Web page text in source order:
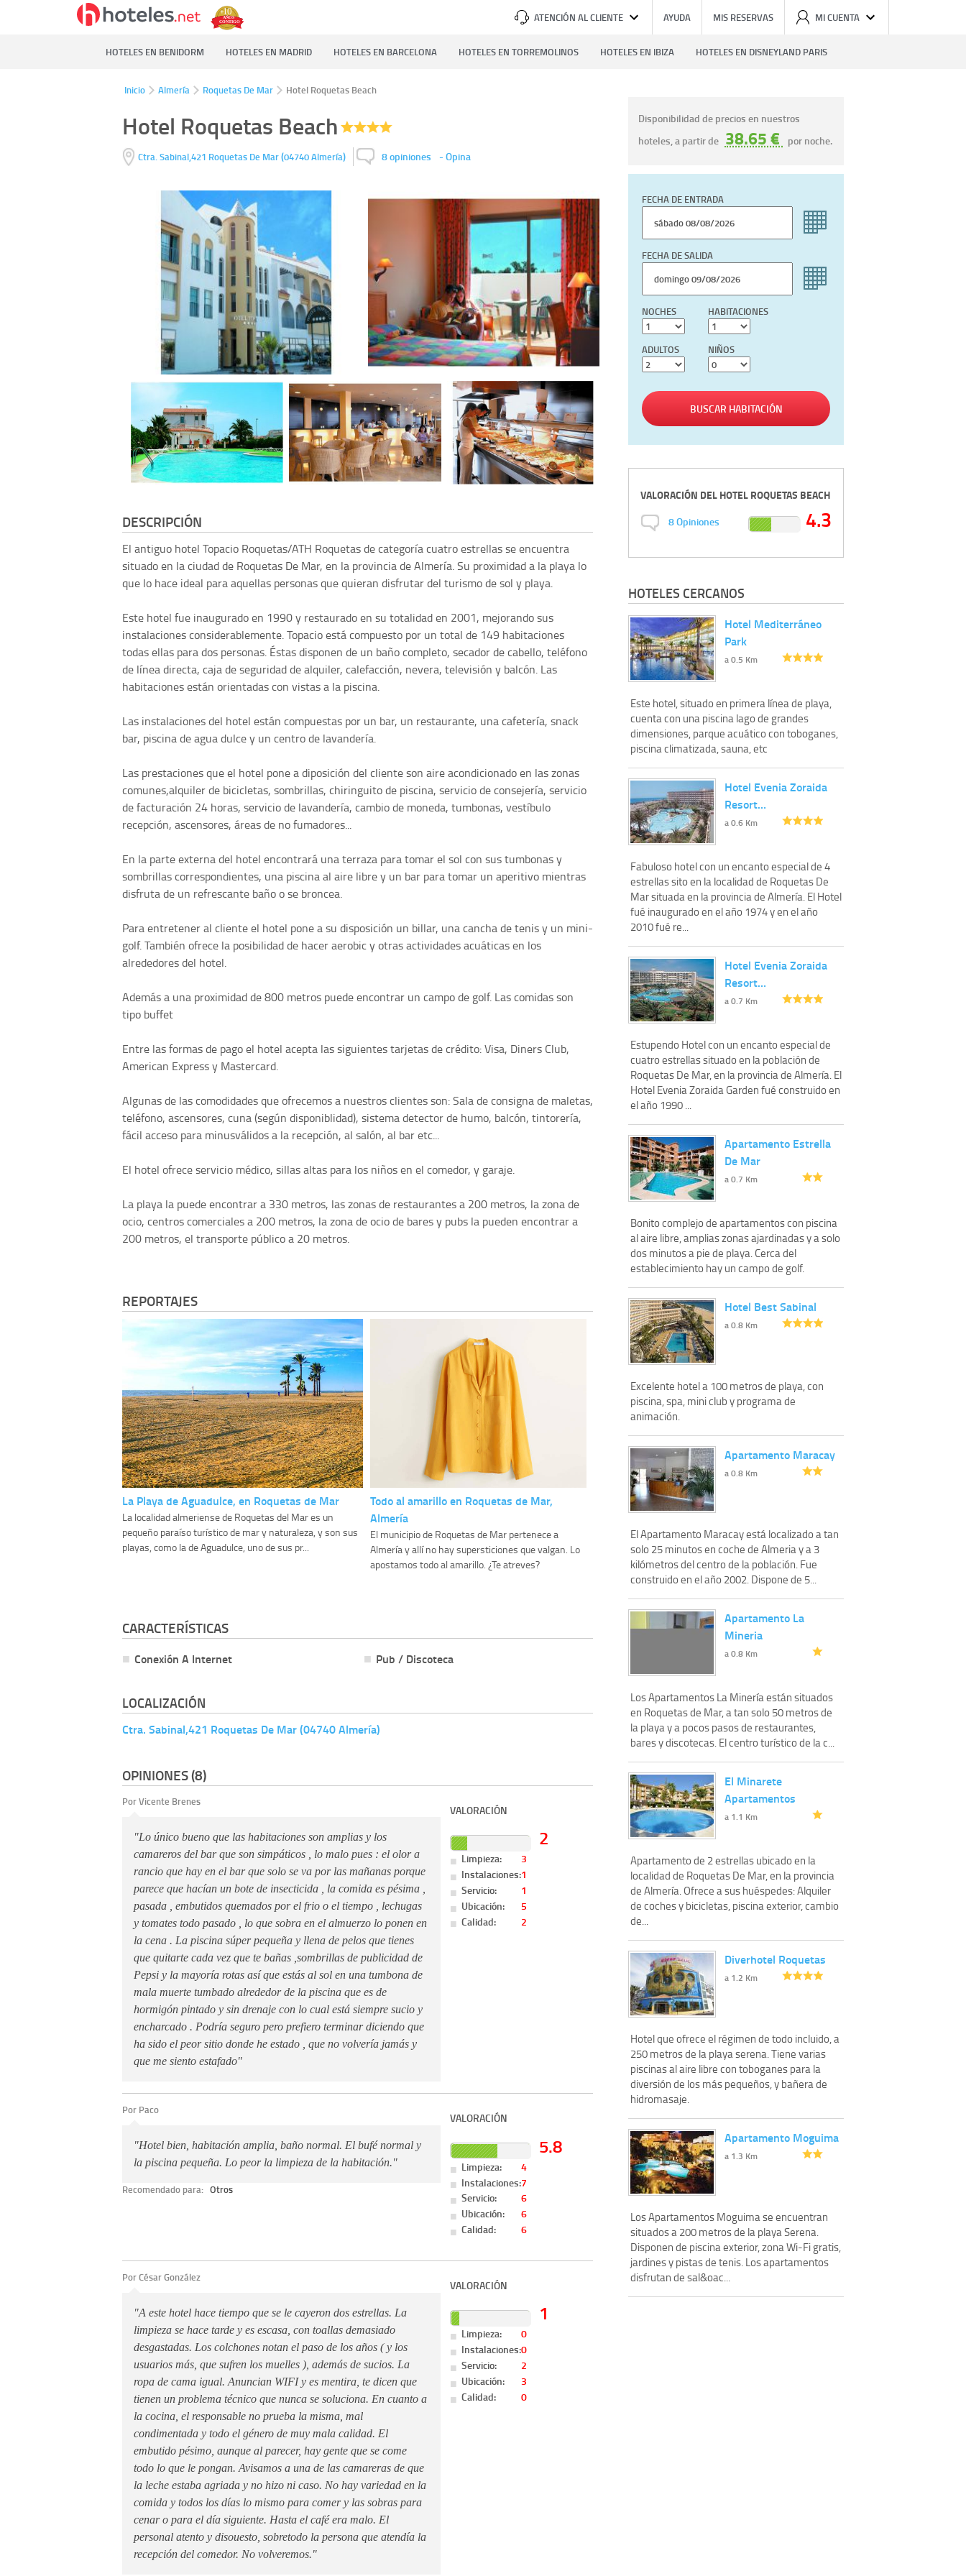
ATENCIÓN AL CLIENTE AYUDA MIS RESERVAS MI CUENTA
HOTELES EN BENIDORM HOTELES EN MADRID HOTELES EN BARCELONA HOTELES EN TORREMOLINOS HOTELES EN IBIZA HOTELES EN DISNEYLAND PARIS
Inicio Almería Roquetas De Mar Hotel Roquetas Beach
Hotel Roquetas Beach
Ctra. Sabinal,421 Roquetas De Mar(04740Almería) 8 opiniones -Opina
DESCRIPCIÓN
El antiguo hotel Topacio Roquetas/ATH Roquetas de categoría cuatro estrellas se encuentra
situado en la ciudad de Roquetas De Mar, en la provincia de Almería. Su proximidad a la playa lo
que lo hace ideal para aquellas personas que quieran disfrutar del turismo de sol y playa.
Este hotel fue inaugurado en 1990 y restaurado en su totalidad en 2001, mejorando sus
instalaciones considerablemente. Topacio está compuesto por un total de 149 habitaciones
todas ellas para dos personas. Éstas disponen de un baño completo, secador de cabello, teléfono
de línea directa, caja de seguridad de alquiler, calefacción, nevera, televisión y balcón. Las
habitaciones están orientadas con vistas a la piscina.
Las instalaciones del hotel están compuestas por un bar, un restaurante, una cafetería, snack
bar, piscina de agua dulce y un centro de lavandería.
Las prestaciones que el hotel pone a diposición del cliente son aire acondicionado en las zonas
comunes,alquiler de bicicletas, sombrillas, chiringuito de piscina, servicio de consejería, servicio
de facturación 24 horas, servicio de lavandería, cambio de moneda, tumbonas, vestíbulo
recepción, ascensores, áreas de no fumadores...
En la parte externa del hotel encontrará una terraza para tomar el sol con sus tumbonas y
sombrillas correspondientes, una piscina al aire libre y un bar para tomar un aperitivo mientras
disfruta de un refrescante baño o se broncea.
Para entretener al cliente el hotel pone a su disposición un billar, una cancha de tenis y un mini-
golf. También ofrece la posibilidad de hacer aerobic y otras actividades acuáticas en los
alrededores del hotel.
Además a una proximidad de 800 metros puede encontrar un campo de golf. Las comidas son
tipo buffet
Entre las formas de pago el hotel acepta las siguientes tarjetas de crédito: Visa, Diners Club,
American Express y Mastercard.
Algunas de las comodidades que ofrecemos a nuestros clientes son: Sala de consigna de maletas,
teléfono, ascensores, cuna (según disponiblidad), sistema detector de humo, balcón, tintorería,
fácil acceso para minusválidos a la recepción, al salón, al bar etc...
El hotel ofrece servicio médico, sillas altas para los niños en el comedor, y garaje.
La playa la puede encontrar a 330 metros, las zonas de restaurantes a 200 metros, la zona de
ocio, centros comerciales a 200 metros, la zona de ocio de bares y pubs la pueden encontrar a
200 metros, el transporte público a 20 metros.
REPORTAJES
La Playa de Aguadulce, en Roquetas de Mar
La localidad almeriense de Roquetas del Mar es un
pequeño paraíso turístico de mar y naturaleza, y son sus
playas, como la de Aguadulce, uno de sus pr...
Todo al amarillo en Roquetas de Mar,
Almería
El municipio de Roquetas de Mar pertenece a
Almería y allí no hay supersticiones que valgan. Lo
apostamos todo al amarillo. ¿Te atreves?
CARACTERÍSTICAS
Conexión A Internet Pub / Discoteca
LOCALIZACIÓN
Ctra. Sabinal,421 Roquetas De Mar (04740 Almería)
OPINIONES (8)
Por Vicente Brenes
"Lo único bueno que las habitaciones son amplias y los
camareros del bar que son simpáticos , lo malo pues : el olor a
rancio que hay en el bar que solo se va por las mañanas porque
parece que hacían un bote de insecticida , la comida es pésima ,
pasada , embutidos quemados por el frio o el tiempo , lechugas
y tomates todo pasado , lo que sobra en el almuerzo lo ponen en
la cena . La piscina súper pequeña y llena de pelos que tienes
que quitarte cada vez que te bañas ,sombrillas de publicidad de
Pepsi y la mayoría rotas así que estás al sol en una tumbona de
mala muerte tumbado alrededor de la piscina que es de
hormigón pintado y sin drenaje con lo cual está siempre sucio y
encharcado . Podría seguro pero prefiero terminar diciendo que
ha sido el peor sitio donde he estado , que no volvería jamás y
que me siento estafado"
VALORACIÓN
2
Limpieza:
3
Instalaciones:1
Servicio:
1
Ubicación:
5
Calidad:
2
Por Paco
"Hotel bien, habitación amplia, baño normal. El bufé normal y
la piscina pequeña. Lo peor la limpieza de la habitación."
Recomendado para: Otros
VALORACIÓN
5.8
Limpieza:
4
Instalaciones:7
Servicio:
6
Ubicación:
6
Calidad:
6
Por César González
"A este hotel hace tiempo que se le cayeron dos estrellas. La
limpieza se hace tarde y es escasa, con toallas demasiado
desgastadas. Los colchones notan el paso de los años ( y los
usuarios más, que sufren los muelles ), además de sucios. La
ropa de cama igual. Anuncian WIFI y es mentira, te dicen que
tienen un problema técnico que nunca se soluciona. En cuanto a
la cocina, el responsable no prueba la misma, mal
condimentada y todo el género de muy mala calidad. El
embutido pésimo, aunque al parecer, hay gente que se come
todo lo que le pongan. Avisamos a una de las camareras de que
la leche estaba agriada y no hizo ni caso. No hay variedad en la
comida y todos los días lo mismo para comer y las sobras para
cenar o para el día siguiente. Hasta el café era malo. El
personal atento y disouesto, sobretodo la persona que atendía la
recepción del comedor. No volveremos."
VALORACIÓN
1
Limpieza:
0
Instalaciones:0
Servicio:
2
Ubicación:
3
Calidad:
0
Disponibilidad de precios en nuestros
hoteles, a partir de 38.65 € por noche.
FECHA DE ENTRADA
FECHA DE SALIDA
NOCHES HABITACIONES
ADULTOS NIÑOS
BUSCAR HABITACIÓN
VALORACIÓN DELHOTEL ROQUETAS BEACH
8Opiniones 4.3
HOTELES CERCANOS
Hotel Mediterráneo
Park
a 0.5 Km
Este hotel, situado en primera línea de playa,
cuenta con una piscina lago de grandes
dimensiones, parque acuático con toboganes,
piscina climatizada, sauna, etc
Hotel Evenia Zoraida
Resort…
a 0.6 Km
Fabuloso hotel con un encanto especial de 4
estrellas sito en la localidad de Roquetas De
Mar situada en la provincia de Almería. El Hotel
fué inaugurado en el año 1974 y en el año
2010 fué re...
Hotel Evenia Zoraida
Resort…
a 0.7 Km
Estupendo Hotel con un encanto especial de
cuatro estrellas situado en la población de
Roquetas De Mar, en la provincia de Almería. El
Hotel Evenia Zoraida Garden fué construido en
el año 1990 ...
Apartamento Estrella
De Mar
a 0.7 Km
Bonito complejo de apartamentos con piscina
al aire libre, amplias zonas ajardinadas y a solo
dos minutos a pie de playa. Cerca del
establecimiento hay un campo de golf.
Hotel Best Sabinal
a 0.8 Km
Excelente hotel a 100 metros de playa, con
piscina, spa, mini club y programa de
animación.
Apartamento Maracay
a 0.8 Km
El Apartamento Maracay está localizado a tan
solo 25 minutos en coche de Almeria y a 3
kilómetros del centro de la población. Fue
construido en el año 2002. Dispone de 5...
Apartamento La
Mineria
a 0.8 Km
Los Apartamentos La Minería están situados
en Roquetas de Mar, a tan solo 50 metros de
la playa y a pocos pasos de restaurantes,
bares y discotecas. El centro turístico de la c...
El Minarete
Apartamentos
a 1.1 Km
Apartamento de 2 estrellas ubicado en la
localidad de Roquetas De Mar, en la provincia
de Almería. Ofrece a sus huéspedes: Alquiler
de coches y bicicletas, piscina exterior, cambio
de...
Diverhotel Roquetas
a 1.2 Km
Hotel que ofrece el régimen de todo incluido, a
250 metros de la playa serena. Tiene varias
piscinas al aire libre con toboganes para la
diversión de los más pequeños, y bañera de
hidromasaje.
Apartamento Moguima
a 1.3 Km
Los Apartamentos Moguima se encuentran
situados a 200 metros de la playa Serena.
Disponen de piscina exterior, zona Wi-Fi gratis,
jardines y pistas de tenis. Los apartamentos
disfrutan de sal&oac...